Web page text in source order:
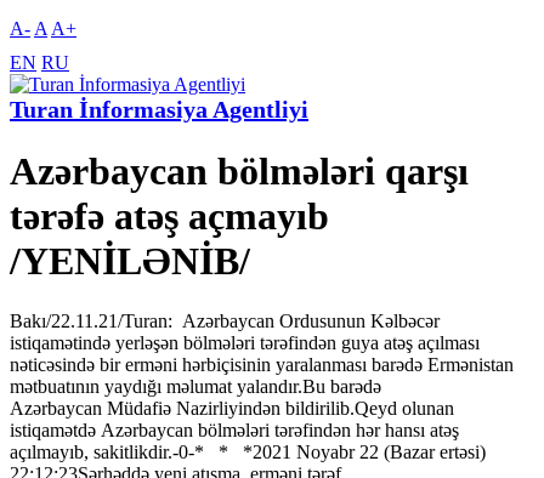
A- A A+
EN RU
Turan İnformasiya Agentliyi
Azərbaycan bölmələri qarşı
tərəfə atəş açmayıb
/YENİLƏNİB/
Bakı/22.11.21/Turan: Azərbaycan Ordusunun Kəlbəcər
istiqamətində yerləşən bölmələri tərəfindən guya atəş açılması
nəticəsində bir erməni hərbiçisinin yaralanması barədə Ermənistan
mətbuatının yaydığı məlumat yalandır.Bu barədə
Azərbaycan Müdafiə Nazirliyindən bildirilib.Qeyd olunan
istiqamətdə Azərbaycan bölmələri tərəfindən hər hansı atəş
açılmayıb, sakitlikdir.-0-* * *2021 Noyabr 22 (Bazar ertəsi)
22:12:23Sərhəddə yeni atışma, erməni tərəf...